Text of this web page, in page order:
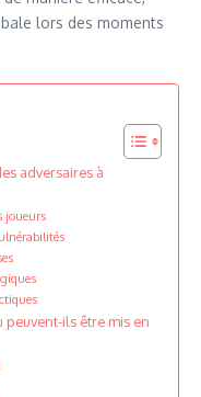
lors des moments
adversaires à
joueurs
peuvent-ils être mis en